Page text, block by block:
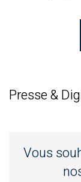
Presse &
Vous